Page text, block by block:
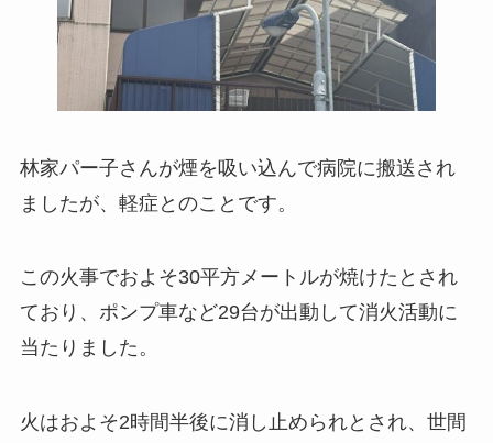
林家パー子さんが煙を吸い込んで病院に搬送され
ましたが、軽症とのことです。
この火事でおよそ30平方メートルが焼けたとされ
ており、ポンプ車など29台が出動して消火活動に
当たりました。
火はおよそ2時間半後に消し止められとされ、世間